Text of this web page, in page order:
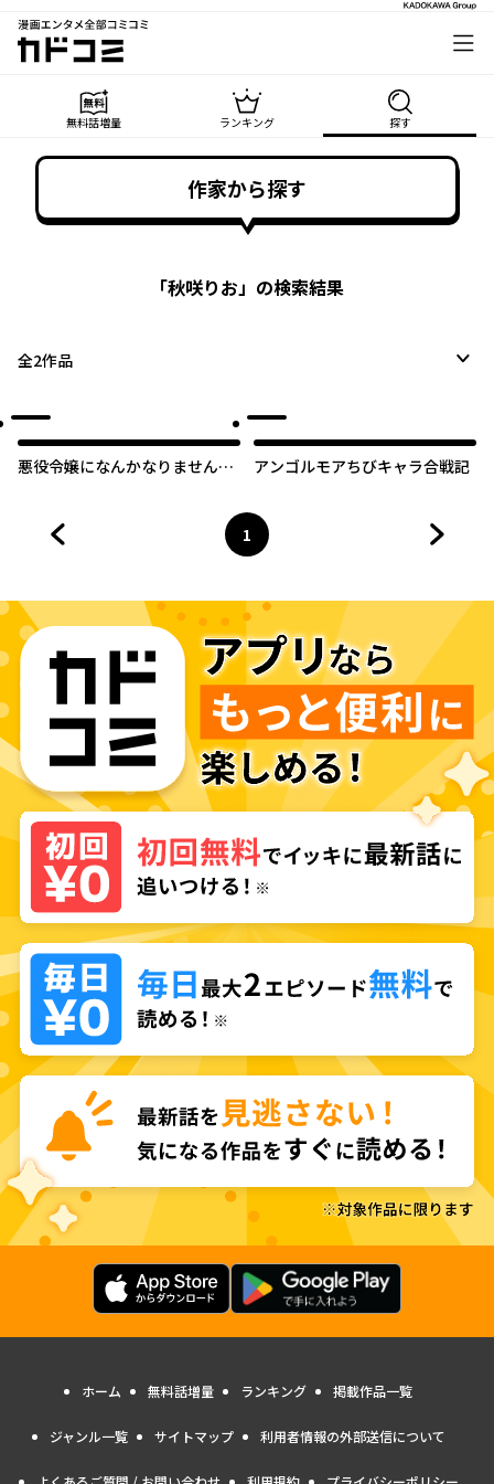
漫画エンタメ全部コミコミ
カドコミ
無料話増量 ランキング 探す
作家から探す
「秋咲りお」の検索結果
全2作品
悪役令嬢になんかなりません。
アンゴルモアちびキャラ合戦記
ページ
1
へ
ホーム 無料話増量 ランキング 掲載作品一覧
ジャンル一覧 サイトマップ 利用者情報の外部送信について